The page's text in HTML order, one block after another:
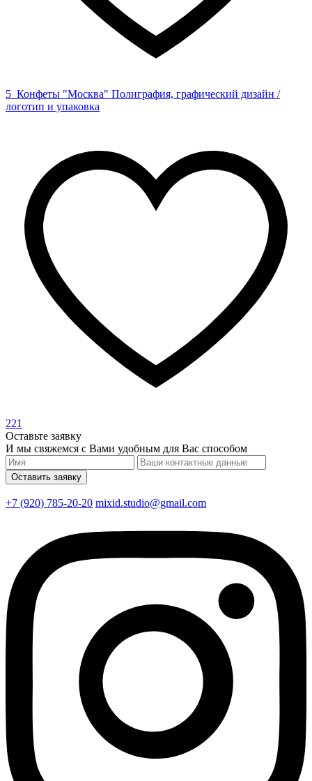
5 Конфеты "Москва" Полиграфия, графический дизайн /
логотип и упаковка
221
Оставьте заявку
И мы свяжемся с Вами удобным для Вас способом
+7 (920) 785-20-20 mixid.studio@gmail.com